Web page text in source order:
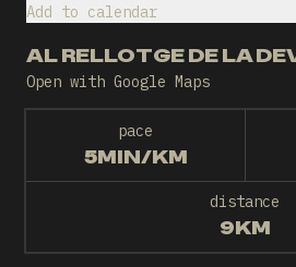
Add to calendar
Open with Google Maps
pace
5MIN/KM
distance
9KM